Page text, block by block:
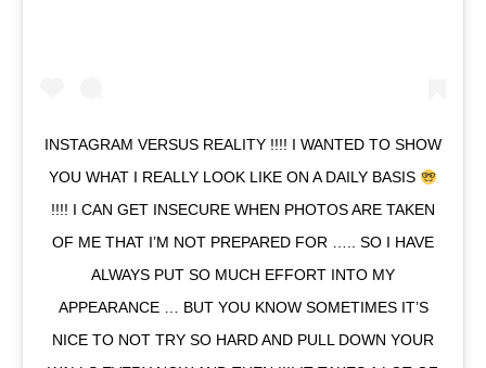
INSTAGRAM VERSUS REALITY !!!! I WANTED TO SHOW
YOU WHAT I REALLY LOOK LIKE ON A DAILY BASIS
!!!! I CAN GET INSECURE WHEN PHOTOS ARE TAKEN
OF ME THAT I’M NOT PREPARED FOR ….. SO I HAVE
ALWAYS PUT SO MUCH EFFORT INTO MY
APPEARANCE … BUT YOU KNOW SOMETIMES IT’S
NICE TO NOT TRY SO HARD AND PULL DOWN YOUR